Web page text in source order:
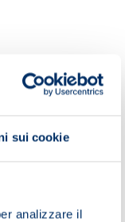
sui cookie
analizzare il